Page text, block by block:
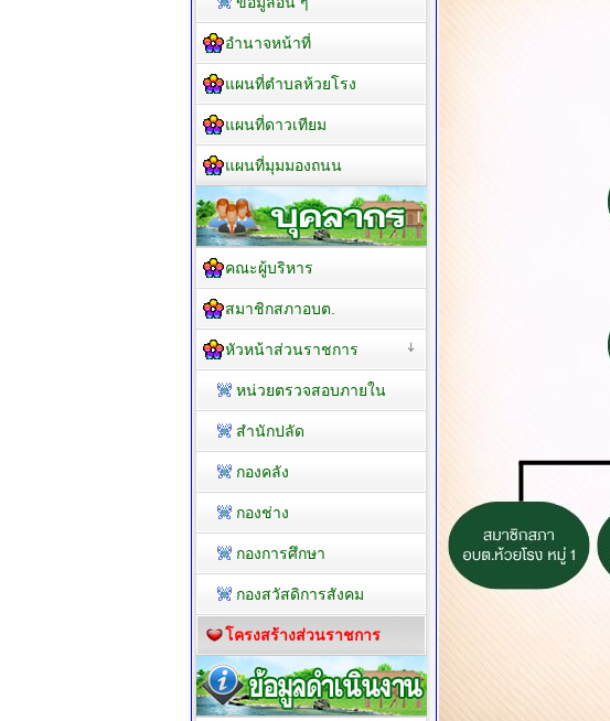
อำนาจหน้าที่
แผนที่ตำบลห้วยโรง
แผนที่ดาวเทียม
แผนที่มุมมองถนน
คณะผู้บริหาร
สมาชิกสภาอบต.
หัวหน้าส่วนราชการ
หน่วยตรวจสอบภายใน
สำนักปลัด
กองคลัง
กองช่าง
กองการศึกษา
กองสวัสดิการสังคม
โครงสร้างส่วนราชการ